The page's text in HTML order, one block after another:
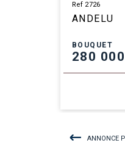
Ref 2726
ANDELU
BOUQUET
280
ANNONCE